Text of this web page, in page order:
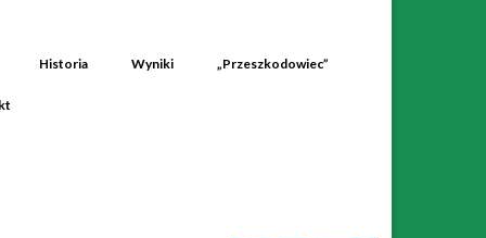
Historia Wyniki „Przeszkodowiec”